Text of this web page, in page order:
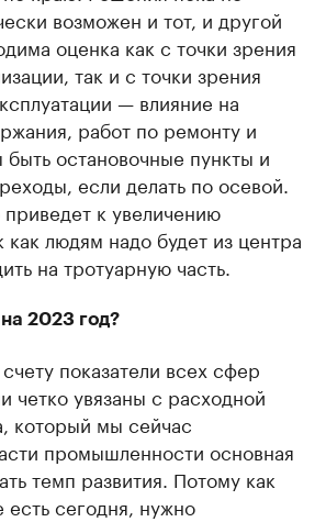
возможен и тот, и другой
оценка как с точки зрения
так и с точки зрения
— влияние на
работ по ремонту и
остановочные пункты и
если делать по осевой.
к увеличению
как людям надо будет из центра
на тротуарную часть.
2023 год?
показатели всех сфер
четко увязаны с расходной
который мы сейчас
промышленности основная
темп развития. Потому как
сегодня, нужно